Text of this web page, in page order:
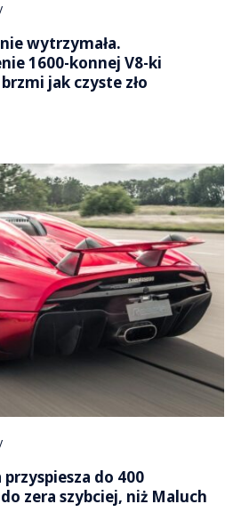
wytrzymała.
1600-konnej V8-ki
jak czyste zło
do 400
zera szybciej, niż Maluch